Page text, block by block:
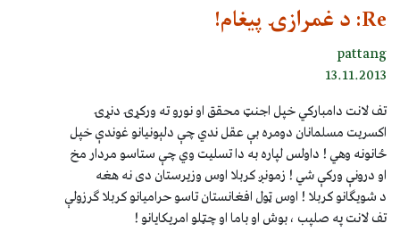
Re: د غمرازۍ پیغام!
pattang
13.11.2013
تف لانت دامبارکي خپل اجنټ محقق او نورو ته ورکړۍ دنړۍ
اکسريت مسلمانان دومره بې عقل ندي چې دلېونيانو غوندې خپل
ځانونه وهي ! داولس لپاره به دا تسليت وي چې ستاسو مردار مخ
او درونې ورکې شي ! زمونږ کربلا اوس وزيرستان دی نه هغه
د شويګانو کربلا ! اوس ټول افغانستان تاسو حراميانو کربلا ګرزولې
تف لانت په صلپب ، بوش او باما او چټلو امريکايانو !